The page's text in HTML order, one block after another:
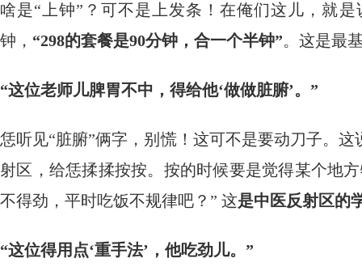
啥是“上钟”？可不是上发条！在俺们这儿，就
钟， “298的套餐是90分钟，合一个半钟”。这是最
“这位老师儿脾胃不中，得给他‘做做脏腑’。”
恁听见“脏腑”俩字，别慌！这可不是要动刀子。这
射区，给恁揉揉按按。按的时候要是觉得某个地
不得劲，平时吃饭不规律吧？” 这是中医反射区的
“这位得用点‘重手法’，他吃劲儿。”